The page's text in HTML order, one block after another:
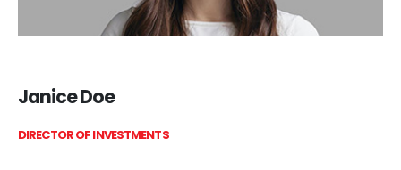
Janice Doe
DIRECTOR OF INVESTMENTS